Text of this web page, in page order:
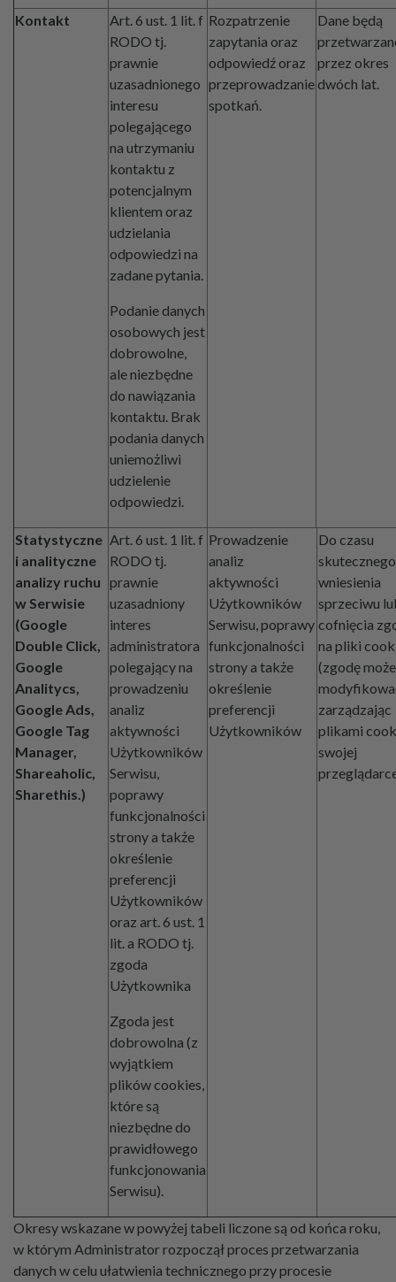
Kontakt
Art. 6 ust. 1 lit. f
RODO tj.
prawnie
uzasadnionego
interesu
polegającego
na utrzymaniu
kontaktu z
potencjalnym
klientem oraz
udzielania
odpowiedzi na
zadane pytania.
Podanie danych
osobowych jest
dobrowolne,
ale niezbędne
do nawiązania
kontaktu. Brak
podania danych
uniemożliwi
udzielenie
odpowiedzi.
Rozpatrzenie
zapytania oraz
odpowiedź oraz
przeprowadzanie
spotkań.
Dane będą
przez okres
dwóch lat.
Statystyczne
i analityczne
analizy ruchu
w Serwisie
(Google
Double Click,
Google
Analitycs,
Google Ads,
Google Tag
Manager,
Shareaholic,
Sharethis.)
Art. 6 ust. 1 lit. f
RODO tj.
prawnie
uzasadniony
interes
administratora
polegający na
prowadzeniu
analiz
aktywności
Użytkowników
Serwisu,
poprawy
funkcjonalności
strony a także
określenie
preferencji
Użytkowników
oraz art. 6 ust. 1
lit. a RODO tj.
zgoda
Użytkownika
Zgoda jest
dobrowolna (z
wyjątkiem
plików cookies,
które są
niezbędne do
prawidłowego
funkcjonowania
Serwisu).
Prowadzenie
analiz
aktywności
Użytkowników
Serwisu, poprawy
funkcjonalności
strony a także
określenie
preferencji
Użytkowników
Do czasu
skutecznego
wniesienia
sprzeciwu
cofnięcia
na pliki
(zgodę
zarządzając
plikami
swojej
Okresy wskazane w powyżej tabeli liczone są od końca roku,
w którym Administrator rozpoczął proces przetwarzania
danych w celu ułatwienia technicznego przy procesie